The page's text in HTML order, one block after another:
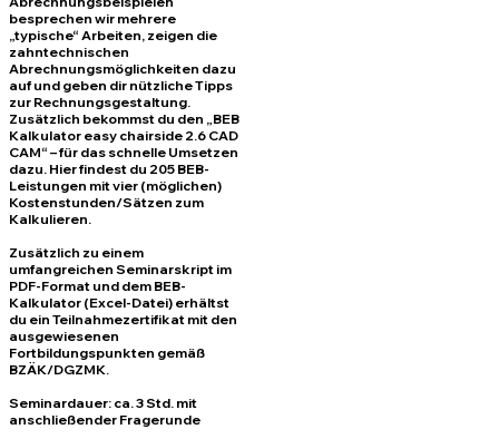
besprechen wir mehrere
„typische“ Arbeiten, zeigen die
zahntechnischen
Abrechnungsmöglichkeiten dazu
auf und geben dir nützliche Tipps
zur Rechnungsgestaltung.
Zusätzlich bekommst du den „BEB
Kalkulator easy chairside 2.6 CAD
CAM“ – für das schnelle Umsetzen
dazu. Hier findest du 205 BEB-
Leistungen mit vier (möglichen)
Kostenstunden/Sätzen zum
Kalkulieren.
Zusätzlich zu einem
umfangreichen Seminarskript im
PDF-Format und dem BEB-
Kalkulator (Excel-Datei) erhältst
du ein Teilnahmezertifikat mit den
ausgewiesenen
Fortbildungspunkten gemäß
BZÄK/DGZMK.
Seminardauer: ca. 3 Std. mit
anschließender Fragerunde